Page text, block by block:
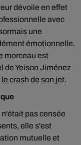
dévoile en effet
avec
une
émotionnelle.
morceau est
de Yeison Jiménez
le crash de son jet.
pas censée
elle s'est
mutuelle et